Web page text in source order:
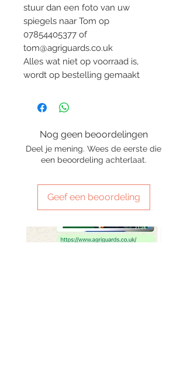
stuur dan een foto van uw
spiegels naar Tom op
07854405377 of
tom@agriguards.co.uk
Alles wat niet op voorraad is,
wordt op bestelling gemaakt
Nog geen beoordelingen
Deel je mening. Wees de eerste die
een beoordeling achterlaat.
Geef een beoordeling